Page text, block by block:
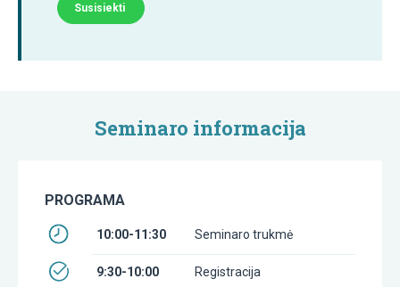
Susisiekti
Seminaro informacija
PROGRAMA
10:00-11:30 Seminaro trukmė
9:30-10:00 Registracija